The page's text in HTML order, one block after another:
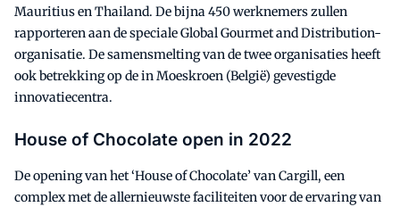
Mauritius en Thailand. De bijna 450 werknemers zullen
rapporteren aan de speciale Global Gourmet and Distribution-
organisatie. De samensmelting van de twee organisaties heeft
ook betrekking op de in Moeskroen (België) gevestigde
innovatiecentra.
House of Chocolate open in 2022
De opening van het ‘House of Chocolate’ van Cargill, een
complex met de allernieuwste faciliteiten voor de ervaring van